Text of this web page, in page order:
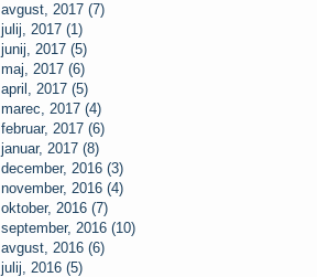
avgust, 2017 (7)
julij, 2017 (1)
junij, 2017 (5)
maj, 2017 (6)
april, 2017 (5)
marec, 2017 (4)
februar, 2017 (6)
januar, 2017 (8)
december, 2016 (3)
november, 2016 (4)
oktober, 2016 (7)
september, 2016 (10)
avgust, 2016 (6)
julij, 2016 (5)